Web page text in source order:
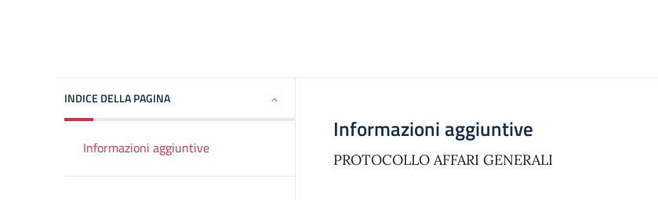
INDICE DELLA PAGINA
Informazioni aggiuntive
Informazioni aggiuntive
PROTOCOLLO AFFARI GENERALI